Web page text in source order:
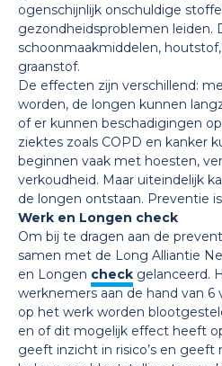
ogenschijnlijk onschuldige
gezondheidsproblemen leiden.
schoonmaakmiddelen,
graanstof.
De effecten zijn verschillend:
worden, de longen kunnen
of er kunnen beschadigingen
ziektes zoals COPD en kanker
beginnen vaak met hoesten,
verkoudheid. Maar uiteindelijk
de longen ontstaan. Preventie
Werk en Longen check
Om bij te dragen aan de
samen met de Long Alliantie
en Longen check gelanceerd.
werknemers aan de hand van 6
op het werk worden
en of dit mogelijk effect heeft
geeft inzicht in risico’s en geeft